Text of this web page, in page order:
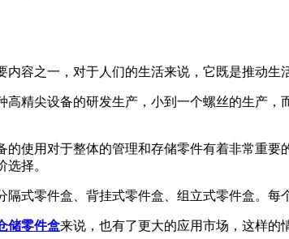
之一，对于人们的生活来说，它既是推动生
尖设备的研发生产，小到一个螺丝的生产，
的使用对于整体的管理和存储零件有着非常重
择。
零件盒、背挂式零件盒、组立式零件盒。每
储零件盒来说，也有了更大的应用市场，这样的